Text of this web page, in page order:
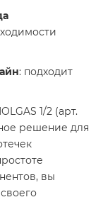
: подходит
1/2 (арт.
решение для
вы